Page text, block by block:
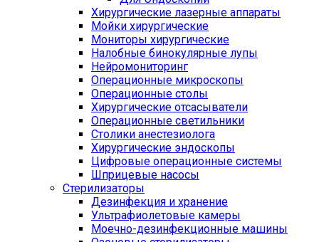
Хирургические лазерные аппараты
Мойки хирургические
Мониторы хирургические
Налобные бинокулярные лупы
Нейромониторинг
Операционные микроскопы
Операционные столы
Хирургические отсасыватели
Операционные светильники
Столики анестезиолога
Хирургические эндоскопы
Цифровые операционные системы
Шприцевые насосы
Стерилизаторы
Дезинфекция и хранение
Ультрафиолетовые камеры
Моечно-дезинфекционные машины